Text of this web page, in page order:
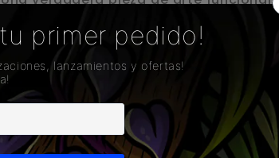
Cristal Sylvester fusiona la cultura pop con el
arte del vidrio soplado, entregando una experiencia única en
cada calada.
Este filtro no es solo un accesorio: es
una obra de colección. Con detalles
minuciosos y coloridos, presenta al